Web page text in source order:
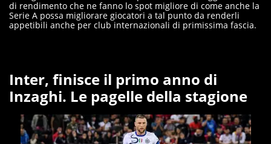
di rendimento che ne fanno lo spot migliore di come anche la
Serie A possa migliorare giocatori a tal punto da renderli
appetibili anche per club internazionali di primissima fascia.
Inter, finisce il primo anno di
Inzaghi. Le pagelle della stagione